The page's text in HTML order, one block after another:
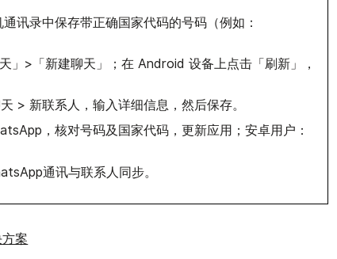
讯录中保存带正确国家代码的号码（例如：
」>「新建聊天」；在 Android 设备上点击「刷新」，
> 新联系人，输入详细信息，然后保存。
，核对号码及国家代码，更新应用；安卓用户：
通讯与联系人同步。
案